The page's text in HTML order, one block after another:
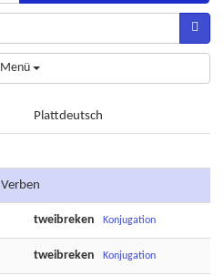
Menü
Plattdeutsch
Verben
tweibreken Konjugation
tweibreken Konjugation